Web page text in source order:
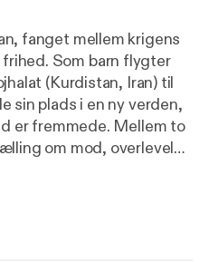
fanget mellem krigens
Som barn flygter
(Kurdistan, Iran) til
sin plads i en ny verden,
er fremmede. Mellem to
om mod, overlevelse
kan tænde lys og
i de mørkeste tider.